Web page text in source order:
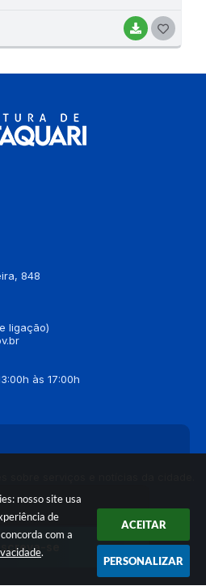
nosso site usa
de
com a
.
ACEITAR
PERSONALIZAR
BAIXAR
848
ligação)
às 17:00h
se